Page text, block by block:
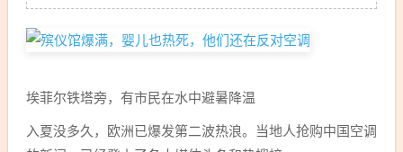
埃菲尔铁塔旁，有市民在水中避暑降温
入夏没多久，欧洲已爆发第二波热浪。当地人抢购中国空调